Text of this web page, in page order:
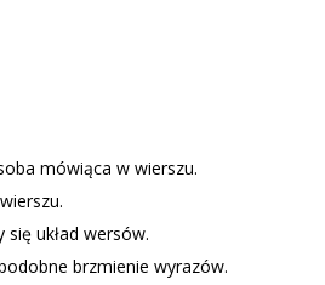
mówiąca w wierszu.
układ wersów.
brzmienie wyrazów.